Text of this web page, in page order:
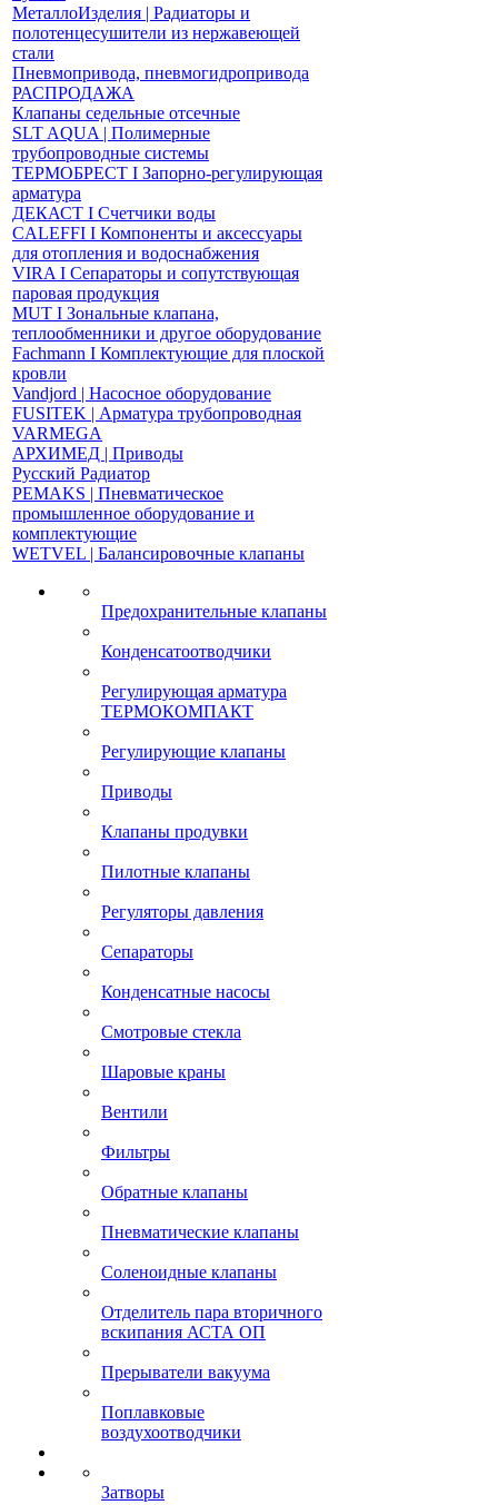
МеталлоИзделия | Радиаторы и
полотенцесушители из нержавеющей
стали
Пневмопривода, пневмогидропривода
РАСПРОДАЖА
Клапаны седельные отсечные
SLT AQUA | Полимерные
трубопроводные системы
ТЕРМОБРЕСТ І Запорно-регулирующая
арматура
ДЕКАСТ І Счетчики воды
CALEFFI І Компоненты и аксессуары
для отопления и водоснабжения
VIRA І Сепараторы и сопутствующая
паровая продукция
MUT І Зональные клапана,
теплообменники и другое оборудование
Fachmann І Комплектующие для плоской
кровли
Vandjord | Насосное оборудование
FUSITEK | Арматура трубопроводная
VARMEGA
АРХИМЕД | Приводы
Русский Радиатор
PEMAKS | Пневматическое
промышленное оборудование и
комплектующие
WETVEL | Балансировочные клапаны
Предохранительные клапаны
Конденсатоотводчики
Регулирующая арматура
ТЕРМОКОМПАКТ
Регулирующие клапаны
Приводы
Клапаны продувки
Пилотные клапаны
Регуляторы давления
Сепараторы
Конденсатные насосы
Смотровые стекла
Шаровые краны
Вентили
Фильтры
Обратные клапаны
Пневматические клапаны
Соленоидные клапаны
Отделитель пара вторичного
вскипания АСТА ОП
Прерыватели вакуума
Поплавковые
воздухоотводчики
Затворы